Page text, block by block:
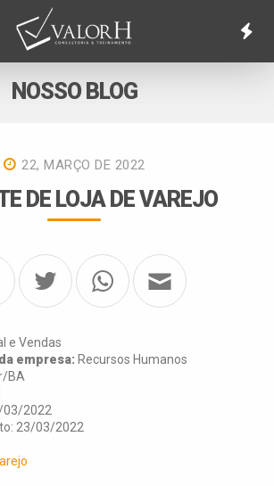
NOSSO BLOG
22, MARÇO DE 2022
DE LOJA DE VAREJO
e Vendas
empresa: Recursos Humanos
BA
03/2022
23/03/2022